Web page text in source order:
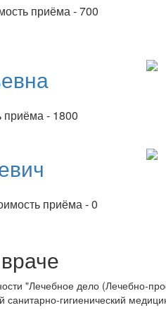
приёма - 700
приёма - 1800
приёма - 0
"Лечебное дело (Лечебно-
санитарно-гигиенический